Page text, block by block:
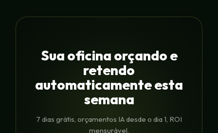
Sua oficina orçando e
retendo
automaticamente esta
semana
7 dias grátis, orçamentos IA desde o dia 1, ROI
mensurável.